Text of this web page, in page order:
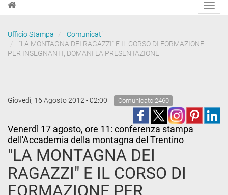
Ufficio Stampa
Comunicati
"LA MONTAGNA DEI RAGAZZI" E IL CORSO DI FORMAZIONE
PER INSEGNANTI, DOMANI LA PRESENTAZIONE
Giovedì, 16 Agosto 2012 - 02:00 Comunicato 2460
Venerdì 17 agosto, ore 11: conferenza stampa
dell'Accademia della montagna del Trentino
"LA MONTAGNA DEI
RAGAZZI" E IL CORSO DI
FORMAZIONE PER